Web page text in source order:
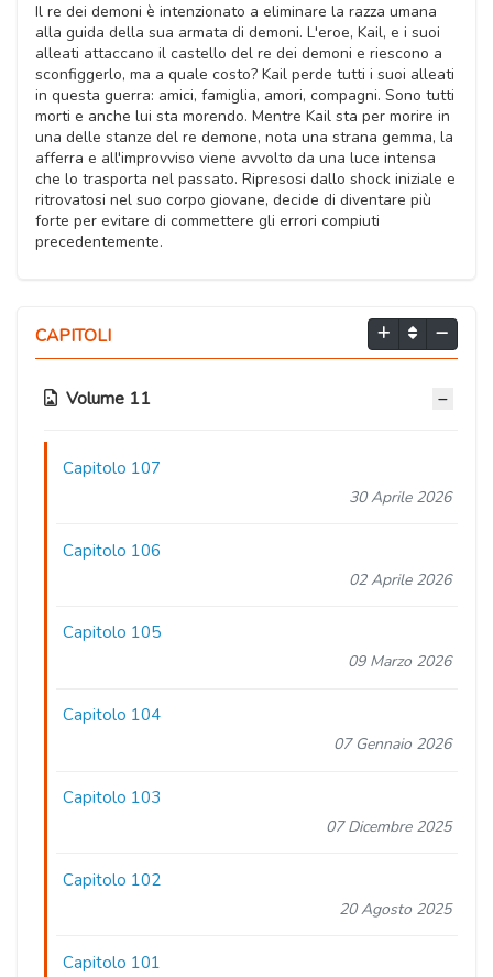
Il re dei demoni è intenzionato a eliminare la razza umana
alla guida della sua armata di demoni. L'eroe, Kail, e i suoi
alleati attaccano il castello del re dei demoni e riescono a
sconfiggerlo, ma a quale costo? Kail perde tutti i suoi alleati
in questa guerra: amici, famiglia, amori, compagni. Sono tutti
morti e anche lui sta morendo. Mentre Kail sta per morire in
una delle stanze del re demone, nota una strana gemma, la
afferra e all'improvviso viene avvolto da una luce intensa
che lo trasporta nel passato. Ripresosi dallo shock iniziale e
ritrovatosi nel suo corpo giovane, decide di diventare più
forte per evitare di commettere gli errori compiuti
precedentemente.
CAPITOLI
Volume 11
Capitolo 107
30 Aprile 2026
Capitolo 106
02 Aprile 2026
Capitolo 105
09 Marzo 2026
Capitolo 104
07 Gennaio 2026
Capitolo 103
07 Dicembre 2025
Capitolo 102
20 Agosto 2025
Capitolo 101